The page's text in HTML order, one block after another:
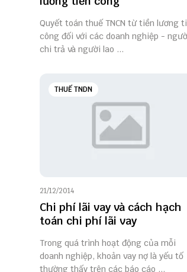
Quyết toán thuế TNCN từ tiền lương
công đối với các doanh nghiệp -
chi trả và người lao ...
THUẾ TNDN
21/12/2014
Chi phí lãi vay và cách hạch
toán chi phí lãi vay
Trong quá trình hoạt động của mỗi
doanh nghiệp, khoản vay nợ là yếu tố
thường thấy trên các báo cáo ...